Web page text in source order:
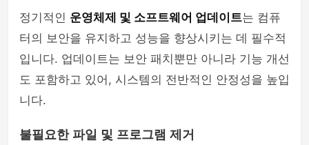
정기적인 운영체제 및 소프트웨어 업데이트는 컴퓨
터의 보안을 유지하고 성능을 향상시키는 데 필수적
입니다. 업데이트는 보안 패치뿐만 아니라 기능 개선
도 포함하고 있어, 시스템의 전반적인 안정성을 높입
니다.
불필요한 파일 및 프로그램 제거